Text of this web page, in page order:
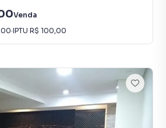
Venda
·IPTU R$ 100,00